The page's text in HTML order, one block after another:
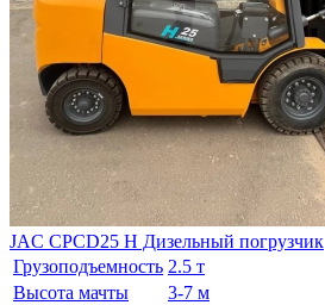
JAC CPCD25 H Дизельный погрузчик
Грузоподъемность 2.5 т
Высота мачты
3-7 м